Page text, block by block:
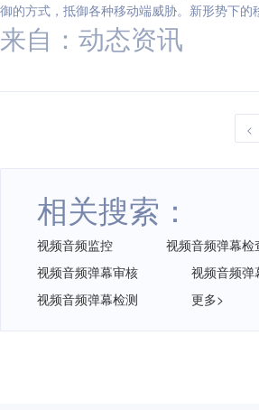
御的方式，抵御各种移动端威胁。新形势下的
来自：动态资讯
<
相关搜索：
视频音频监控 视频音频弹幕检
视频音频弹幕审核
视频音频弹
视频音频弹幕检测
更多>